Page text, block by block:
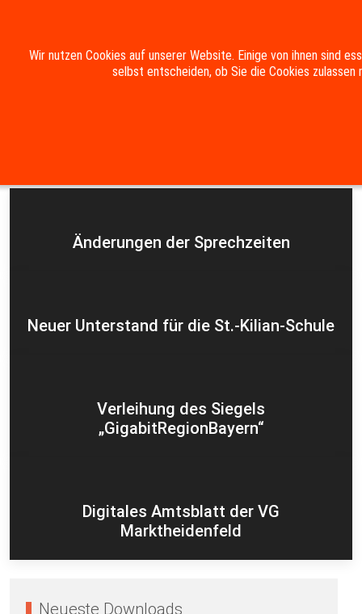
Impressum Datenschutzerklärung
Änderungen der Sprechzeiten
Neuer Unterstand für die St.-Kilian-Schule
Verleihung des Siegels
„GigabitRegionBayern“
Digitales Amtsblatt der VG
Marktheidenfeld
Neueste Downloads
Wir nutzen Cookies auf unserer Website. Einige von ihnen sind
selbst entscheiden, ob Sie die Cookies